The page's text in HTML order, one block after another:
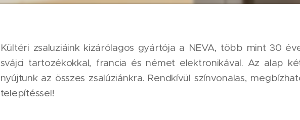
Kültéri zsaluziáink kizárólagos gyártója a NEVA, több mint 30
svájci tartozékokkal, francia és német elektronikával. Az alap
nyújtunk az összes zsalúziánkra. Rendkívül színvonalas,
telepítéssel!